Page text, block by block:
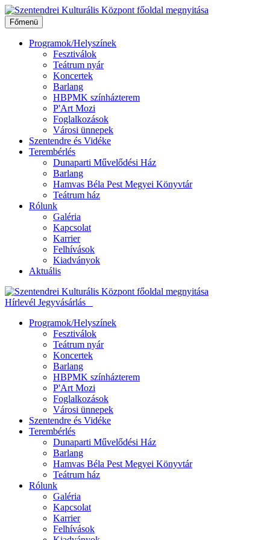
Ugrás
a
tartalomhoz
Főmenü
Programok/Helyszínek
Fesztiválok
Teátrum nyár
Koncertek
Barlang
HBPMK színházterem
P'Art Mozi
Foglalkozások
Városi ünnepek
Szentendre és Vidéke
Terembérlés
Dunaparti Művelődési Ház
Barlang
Hamvas Béla Pest Megyei Könyvtár
Teátrum ház
Rólunk
Galéria
Kapcsolat
Karrier
Felhívások
Kiadványok
Aktuális
Hírlevél Jegyvásárlás
Programok/Helyszínek
Fesztiválok
Teátrum nyár
Koncertek
Barlang
HBPMK színházterem
P'Art Mozi
Foglalkozások
Városi ünnepek
Szentendre és Vidéke
Terembérlés
Dunaparti Művelődési Ház
Barlang
Hamvas Béla Pest Megyei Könyvtár
Teátrum ház
Rólunk
Galéria
Kapcsolat
Karrier
Felhívások